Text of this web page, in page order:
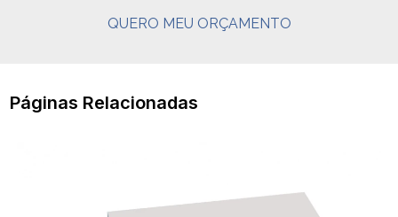
QUERO MEU ORÇAMENTO
Páginas Relacionadas